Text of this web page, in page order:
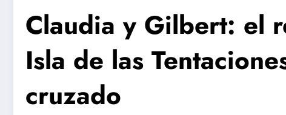
Claudia y Gilbert: el
Isla de las
cruzado